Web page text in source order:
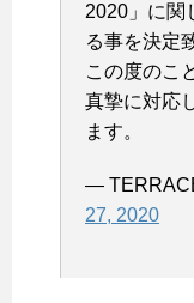
2020」に関
る事を決定
この度のこ
真摯に対応
ます。
—
27, 2020